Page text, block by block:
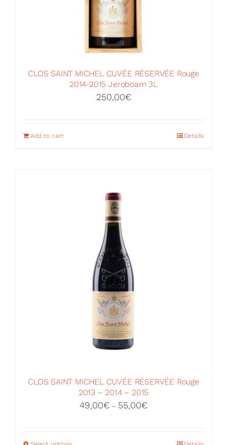
CLOS SAINT MICHEL CUVÉE RÉSERVÉE Rouge
2014-2015 Jeroboam 3L
250,00€
Add to cart Details
CLOS SAINT MICHEL CUVÉE RÉSERVÉE Rouge
2013 – 2014 – 2015
49,00€ – 55,00€
49,00€